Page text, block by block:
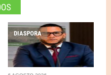
DIASPORA